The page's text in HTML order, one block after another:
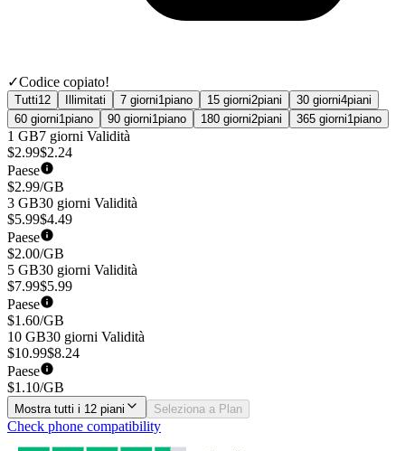
✓Codice copiato!
Tutti12 Illimitati 7 giorni1piano 15 giorni2piani 30 giorni4piani
60 giorni1piano 90 giorni1piano 180 giorni2piani 365 giorni1piano
1 GB7 giorni Validità
$2.99$2.24
Paese
$2.99/GB
3 GB30 giorni Validità
$5.99$4.49
Paese
$2.00/GB
5 GB30 giorni Validità
$7.99$5.99
Paese
$1.60/GB
10 GB30 giorni Validità
$10.99$8.24
Paese
$1.10/GB
Mostra tutti i 12 piani Seleziona a Plan
Check phone compatibility